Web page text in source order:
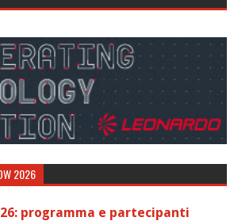
2026
programma e partecipanti